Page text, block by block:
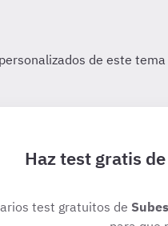
Haz test gratis
test gratuitos de